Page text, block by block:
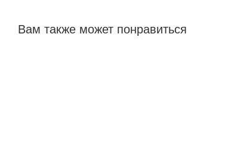
Вам также может понравиться